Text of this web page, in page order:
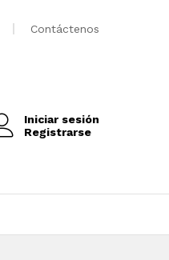
Contáctenos
Iniciar sesión
Registrarse